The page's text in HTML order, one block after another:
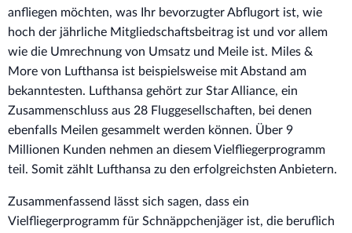
anfliegen möchten, was Ihr bevorzugter Abflugort ist, wie
hoch der jährliche Mitgliedschaftsbeitrag ist und vor allem
wie die Umrechnung von Umsatz und Meile ist. Miles &
More von Lufthansa ist beispielsweise mit Abstand am
bekanntesten. Lufthansa gehört zur Star Alliance, ein
Zusammenschluss aus 28 Fluggesellschaften, bei denen
ebenfalls Meilen gesammelt werden können. Über 9
Millionen Kunden nehmen an diesem Vielfliegerprogramm
teil. Somit zählt Lufthansa zu den erfolgreichsten Anbietern.
Zusammenfassend lässt sich sagen, dass ein
Vielfliegerprogramm für Schnäppchenjäger ist, die beruflich